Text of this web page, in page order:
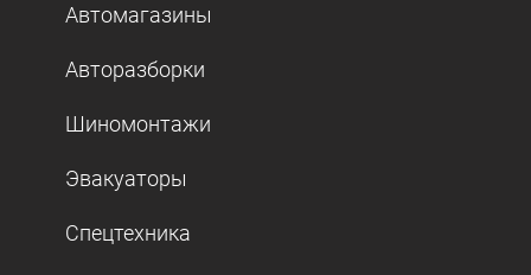
Автомагазины
Авторазборки
Шиномонтажи
Эвакуаторы
Спецтехника